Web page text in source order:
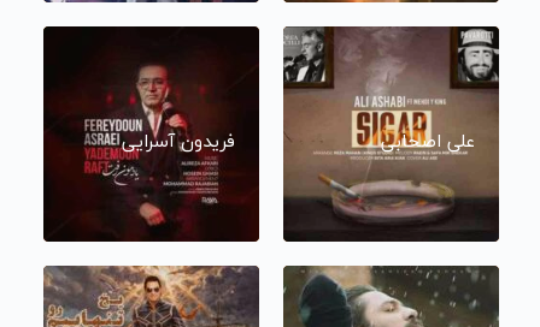
علی اصحابی فریدون آسرایی